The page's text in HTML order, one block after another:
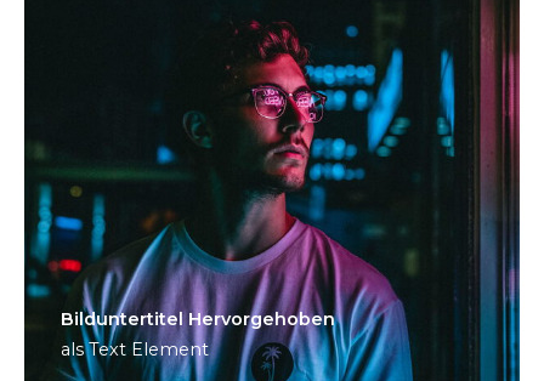
Bild­unter­titel Hervorgehoben
als Text Element